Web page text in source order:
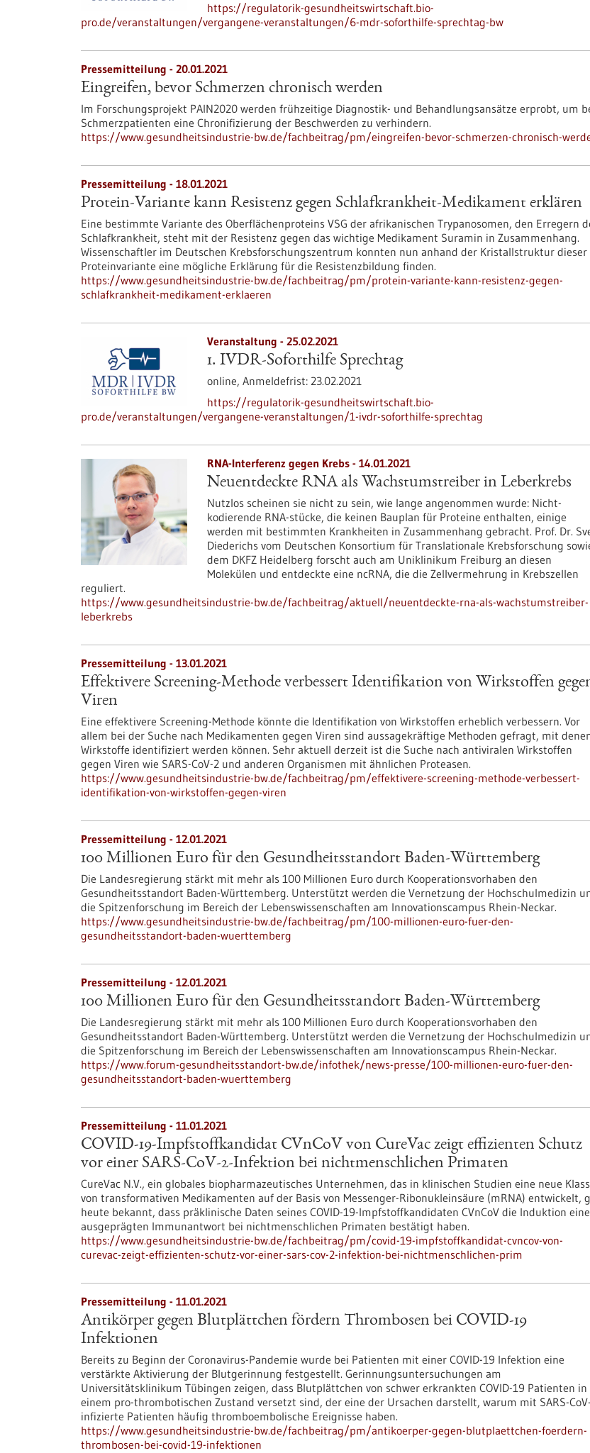
https://regulatorik-gesundheitswirtschaft.bio-
pro.de/veranstaltungen/vergangene-veranstaltungen/6-mdr-soforthilfe-sprechtag-bw
Pressemitteilung - 20.01.2021
Eingreifen, bevor Schmerzen chronisch werden
Im Forschungsprojekt PAIN2020 werden frühzeitige Diagnostik- und Behandlungsansätze erprobt, um
Schmerzpatienten eine Chronifizierung der Beschwerden zu verhindern.
https://www.gesundheitsindustrie-bw.de/fachbeitrag/pm/eingreifen-bevor-schmerzen-chronisch-
Pressemitteilung - 18.01.2021
Protein-Variante kann Resistenz gegen Schlafkrankheit-Medikament erklären
Eine bestimmte Variante des Oberflächenproteins VSG der afrikanischen Trypanosomen, den Erregern
Schlafkrankheit, steht mit der Resistenz gegen das wichtige Medikament Suramin in Zusammenhang.
Wissenschaftler im Deutschen Krebsforschungszentrum konnten nun anhand der Kristallstruktur dieser
Proteinvariante eine mögliche Erklärung für die Resistenzbildung finden.
https://www.gesundheitsindustrie-bw.de/fachbeitrag/pm/protein-variante-kann-resistenz-gegen-
schlafkrankheit-medikament-erklaeren
Veranstaltung - 25.02.2021
1. IVDR-Soforthilfe Sprechtag
online, Anmeldefrist: 23.02.2021
https://regulatorik-gesundheitswirtschaft.bio-
pro.de/veranstaltungen/vergangene-veranstaltungen/1-ivdr-soforthilfe-sprechtag
RNA-Interferenz gegen Krebs - 14.01.2021
Neuentdeckte RNA als Wachstumstreiber in Leberkrebs
Nutzlos scheinen sie nicht zu sein, wie lange angenommen wurde: Nicht-
kodierende RNA-stücke, die keinen Bauplan für Proteine enthalten, einige
werden mit bestimmten Krankheiten in Zusammenhang gebracht. Prof. Dr.
Diederichs vom Deutschen Konsortium für Translationale Krebsforschung
dem DKFZ Heidelberg forscht auch am Uniklinikum Freiburg an diesen
Molekülen und entdeckte eine ncRNA, die die Zellvermehrung in Krebszellen
reguliert.
https://www.gesundheitsindustrie-bw.de/fachbeitrag/aktuell/neuentdeckte-rna-als-wachstumstreiber-
leberkrebs
Pressemitteilung - 13.01.2021
Effektivere Screening-Methode verbessert Identifikation von Wirkstoffen
Viren
Eine effektivere Screening-Methode könnte die Identifikation von Wirkstoffen erheblich verbessern. Vor
allem bei der Suche nach Medikamenten gegen Viren sind aussagekräftige Methoden gefragt, mit
Wirkstoffe identifiziert werden können. Sehr aktuell derzeit ist die Suche nach antiviralen Wirkstoffen
gegen Viren wie SARS-CoV-2 und anderen Organismen mit ähnlichen Proteasen.
https://www.gesundheitsindustrie-bw.de/fachbeitrag/pm/effektivere-screening-methode-verbessert-
identifikation-von-wirkstoffen-gegen-viren
Pressemitteilung - 12.01.2021
100 Millionen Euro für den Gesundheitsstandort Baden-Württemberg
Die Landesregierung stärkt mit mehr als 100 Millionen Euro durch Kooperationsvorhaben den
Gesundheitsstandort Baden-Württemberg. Unterstützt werden die Vernetzung der Hochschulmedizin
die Spitzenforschung im Bereich der Lebenswissenschaften am Innovationscampus Rhein-Neckar.
https://www.gesundheitsindustrie-bw.de/fachbeitrag/pm/100-millionen-euro-fuer-den-
gesundheitsstandort-baden-wuerttemberg
Pressemitteilung - 12.01.2021
100 Millionen Euro für den Gesundheitsstandort Baden-Württemberg
Die Landesregierung stärkt mit mehr als 100 Millionen Euro durch Kooperationsvorhaben den
Gesundheitsstandort Baden-Württemberg. Unterstützt werden die Vernetzung der Hochschulmedizin
die Spitzenforschung im Bereich der Lebenswissenschaften am Innovationscampus Rhein-Neckar.
https://www.forum-gesundheitsstandort-bw.de/infothek/news-presse/100-millionen-euro-fuer-den-
gesundheitsstandort-baden-wuerttemberg
Pressemitteilung - 11.01.2021
COVID-19-Impfstoffkandidat CVnCoV von CureVac zeigt effizienten Schutz
vor einer SARS-CoV-2-Infektion bei nichtmenschlichen Primaten
CureVac N.V., ein globales biopharmazeutisches Unternehmen, das in klinischen Studien eine neue
von transformativen Medikamenten auf der Basis von Messenger-Ribonukleinsäure (mRNA) entwickelt,
heute bekannt, dass präklinische Daten seines COVID-19-Impfstoffkandidaten CVnCoV die Induktion
ausgeprägten Immunantwort bei nichtmenschlichen Primaten bestätigt haben.
https://www.gesundheitsindustrie-bw.de/fachbeitrag/pm/covid-19-impfstoffkandidat-cvncov-von-
curevac-zeigt-effizienten-schutz-vor-einer-sars-cov-2-infektion-bei-nichtmenschlichen-prim
Pressemitteilung - 11.01.2021
Antikörper gegen Blutplättchen fördern Thrombosen bei COVID-19
Infektionen
Bereits zu Beginn der Coronavirus-Pandemie wurde bei Patienten mit einer COVID-19 Infektion eine
verstärkte Aktivierung der Blutgerinnung festgestellt. Gerinnungsuntersuchungen am
Universitätsklinikum Tübingen zeigen, dass Blutplättchen von schwer erkrankten COVID-19 Patienten in
einem pro-thrombotischen Zustand versetzt sind, der eine der Ursachen darstellt, warum mit SARS-
infizierte Patienten häufig thromboembolische Ereignisse haben.
https://www.gesundheitsindustrie-bw.de/fachbeitrag/pm/antikoerper-gegen-blutplaettchen-foerdern-
thrombosen-bei-covid-19-infektionen